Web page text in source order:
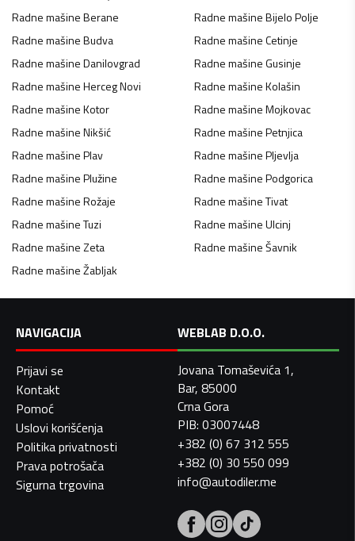
Radne mašineBerane Radne mašineBijelo Polje
Radne mašineBudva Radne mašineCetinje
Radne mašineDanilovgrad Radne mašineGusinje
Radne mašineHerceg Novi Radne mašineKolašin
Radne mašineKotor Radne mašineMojkovac
Radne mašineNikšić Radne mašinePetnjica
Radne mašinePlav Radne mašinePljevlja
Radne mašinePlužine Radne mašinePodgorica
Radne mašineRožaje Radne mašineTivat
Radne mašineTuzi Radne mašineUlcinj
Radne mašineZeta Radne mašineŠavnik
Radne mašineŽabljak
NAVIGACIJA
Prijavi se
Kontakt
Pomoć
Uslovi korišćenja
Politika privatnosti
Prava potrošača
Sigurna trgovina
WEBLAB D.O.O.
Jovana Tomaševića 1,
Bar, 85000
Crna Gora
PIB: 03007448
+382 (0) 67 312 555
+382 (0) 30 550 099
info@autodiler.me